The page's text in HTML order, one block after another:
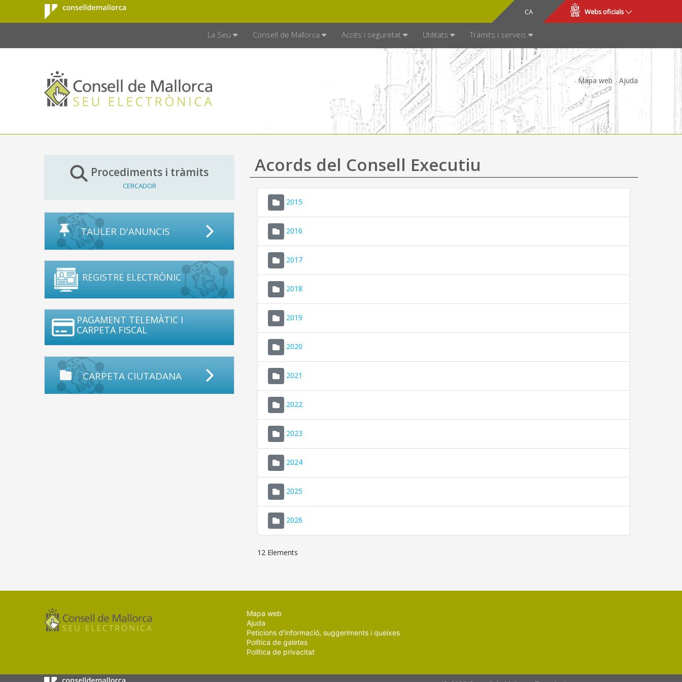
Salta al contingut principal
Consell de
Mallorca
CA
ES Webs oficials
La Seu Consell de Mallorca Accés i seguretat Utilitats Tràmits i serveis
Mapa web Ajuda
Procediments i tràmits
CERCADOR
TAULER D'ANUNCIS
REGISTRE ELECTRÒNIC
PAGAMENT TELEMÀTIC I
CARPETA FISCAL
CARPETA CIUTADANA
Acords del Consell Executiu
2015
2016
2017
2018
2019
2020
2021
2022
2023
2024
2025
2026
12 Elements
Mapa web
Ajuda
Peticions d'informació, suggeriments i queixes
Política de galetes
Política de privacitat